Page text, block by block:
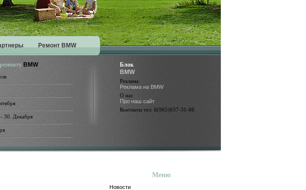
Ремонт BMW
BMW
30. Декабря
Блок
BMW
Реклама
Реклама на BMW
О нас
Про наш сайт
Контакты тел. 8(965)037-31-86
Меню
Новости